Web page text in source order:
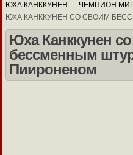
ЮХА КАНККУНЕН — ЧЕМПИОН
ЮХА КАНККУНЕН СО СВОИМ
Юха Канккунен
бессменным
Пиироненом